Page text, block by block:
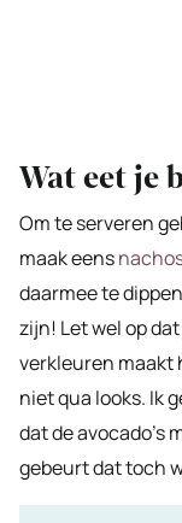
Wat eet je
Om te serveren
maak eens
daarmee te
zijn! Let wel op
verkleuren maakt
niet qua looks. Ik
dat de avocado’s
gebeurt dat toch